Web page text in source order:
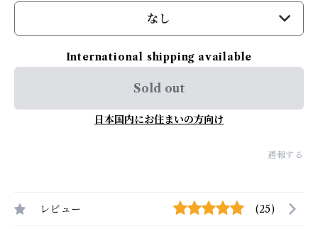
なし
International shipping available
Sold out
日本国内にお住まいの方向け
通報する
レビュー (25)